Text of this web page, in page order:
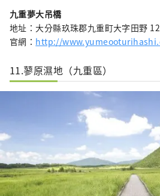
九重夢大吊橋
地址：大分縣玖珠郡九重町大字田野
官網： http://
11.蓼原濕地（九重區）